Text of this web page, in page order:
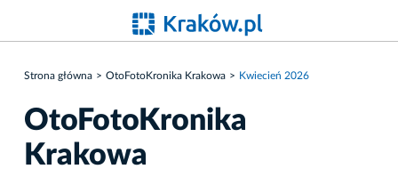
Strona główna OtoFotoKronika Krakowa Kwiecień 2026
OtoFotoKronika
Krakowa